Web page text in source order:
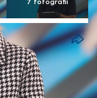
7 fotografií
ekonomky
nedělní